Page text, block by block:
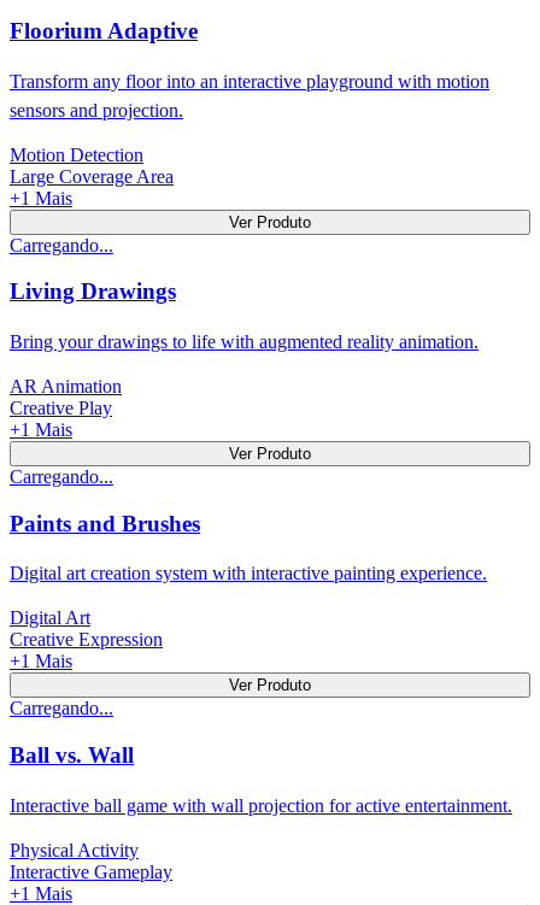
Floorium Adaptive
Transform any floor into an interactive playground with motion
sensors and projection.
Motion Detection
Large Coverage Area
+1 Mais
Ver Produto
Carregando...
Living Drawings
Bring your drawings to life with augmented reality animation.
AR Animation
Creative Play
+1 Mais
Ver Produto
Carregando...
Paints and Brushes
Digital art creation system with interactive painting experience.
Digital Art
Creative Expression
+1 Mais
Ver Produto
Carregando...
Ball vs. Wall
Interactive ball game with wall projection for active entertainment.
Physical Activity
Interactive Gameplay
+1 Mais